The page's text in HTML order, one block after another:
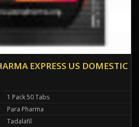
EXPRESS US DOMESTIC
1 Pack 50 Tabs
Para Pharma
Tadalafil